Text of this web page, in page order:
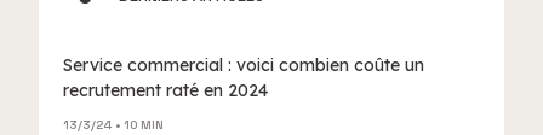
Service commercial : voici combien coûte un
recrutement raté en 2024
13/3/24 • 10 MIN